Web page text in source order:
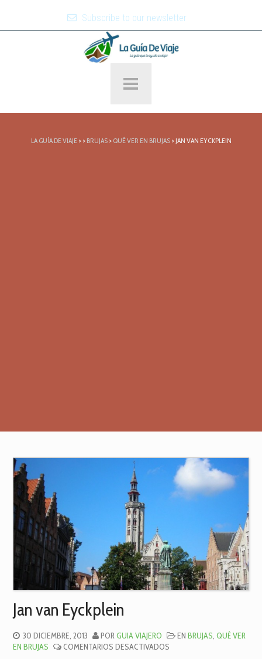
Subscribe to our newsletter
LA GUÍA DE VIAJE> > BRUJAS> QUÉ VER EN BRUJAS> JAN VAN EYCKPLEIN
Jan van Eyckplein
30 DICIEMBRE, 2013 PORGUIA VIAJERO ENBRUJAS,QUÉ VER
EN BRUJAS
COMENTARIOS DESACTIVADOS